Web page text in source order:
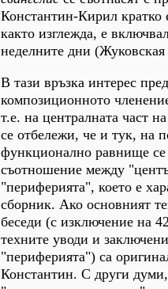
Константин-Кирил кратко
както изглежда, е
неделните дни
В тази връзка интерес
композиционното
т.е. на централната част
се отбележи, че и тук, на
функционално равнище се
съотношение между
"периферията", което е
сборник. Ако основният
беседи (с изключение на
техните уводи и
"периферията") са
Константин. С други